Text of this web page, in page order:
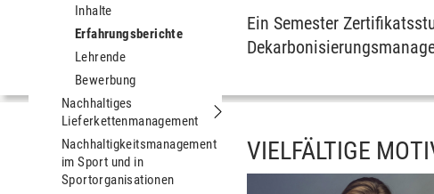
Inhalte
Erfahrungsberichte
Lehrende
Bewerbung
Nachhaltiges
Lieferkettenmanagement
Untermenu Nachhaltiges
Nachhaltigkeitsmanagement
im Sport und in
Sportorganisationen
Untermenu
Ein Semester
VIELFÄLTIGE